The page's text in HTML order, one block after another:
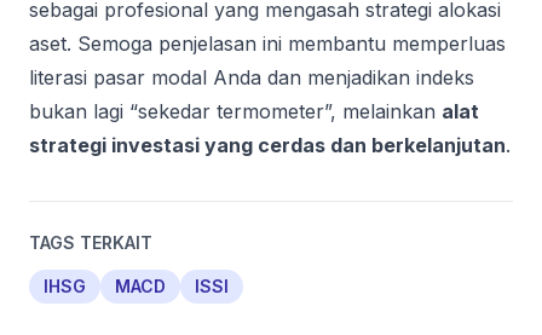
sebagai profesional yang mengasah strategi alokasi
aset. Semoga penjelasan ini membantu memperluas
literasi pasar modal Anda dan menjadikan indeks
bukan lagi “sekedar termometer”, melainkan alat
strategi investasi yang cerdas dan berkelanjutan.
TAGS TERKAIT
IHSG MACD ISSI